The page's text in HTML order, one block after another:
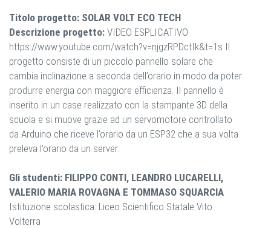
Titolo progetto: SOLAR VOLT ECO TECH
Descrizione progetto: VIDEO ESPLICATIVO
https://www.youtube.com/watch?v=njgzRPDctIk&t=1s Il
progetto consiste di un piccolo pannello solare che
cambia inclinazione a seconda dell’orario in modo da poter
produrre energia con maggiore efficienza. Il pannello è
inserito in un case realizzato con la stampante 3D della
scuola e si muove grazie ad un servomotore controllato
da Arduino che riceve l’orario da un ESP32 che a sua volta
preleva l’orario da un server.
Gli studenti: FILIPPO CONTI, LEANDRO LUCARELLI,
VALERIO MARIA ROVAGNA E TOMMASO SQUARCIA
Istituzione scolastica: Liceo Scientifico Statale Vito
Volterra